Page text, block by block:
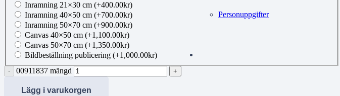
Personuppgifter
Inramning 21×30 cm (+400.00kr)
Inramning 40×50 cm (+700.00kr)
Inramning 50×70 cm (+900.00kr)
Canvas 40×50 cm (+1,100.00kr)
Canvas 50×70 cm (+1,350.00kr)
Bildbeställning publicering (+1,000.00kr)
00911837 mängd
Lägg i varukorgen